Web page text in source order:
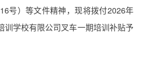
号）等文件精神，现将拨付2026年
训学校有限公司叉车一期培训补贴予